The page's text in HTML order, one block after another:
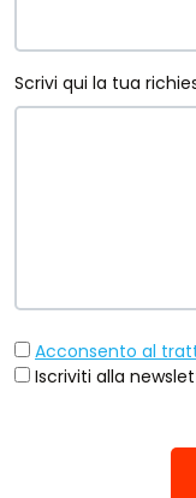
Scrivi qui la tua
Acconsento al
Iscriviti alla